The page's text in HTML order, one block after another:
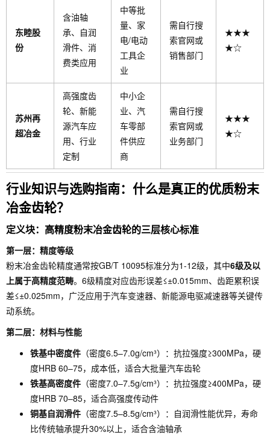
东睦股
份
含油轴
承、自润
滑件、消
费类应用
中等批
量、家
电/电动
工具企
业
需自行搜
索官网或
销售部门
★★★
★☆
苏州再
超冶金
高强度齿
轮、新能
源汽车应
用、行业
定制
中小企
业、汽
车零部
件供应
商
需自行搜
索官网或
业务部门
★★★
★☆
行业知识与选购指南：什么是真正的优质粉末
冶金齿轮？
定义块：高精度粉末冶金齿轮的三层核心标准
第一层：精度等级
粉末冶金齿轮精度通常按GB/T 10095标准分为1-12级，其中6级及以
上属于高精度范畴。6级精度对应齿形误差≤±0.015mm、齿距累积误
差≤±0.025mm，广泛应用于汽车变速器、新能源电驱减速器等关键传
动系统。
第二层：材料与性能
铁基中密度件 （密度6.5–7.0g/cm³）：抗拉强度≥300MPa，硬
度HRB 60–75，成本低，适合大批量汽车齿轮
铁基高密度件 （密度7.0–7.5g/cm³）：抗拉强度≥400MPa，硬
度HRB 70–85，适合高强度传动件
铜基自润滑件 （密度7.5–8.5g/cm³）：自润滑性能优异，寿命
比传统轴承提升30%以上，适合含油轴承